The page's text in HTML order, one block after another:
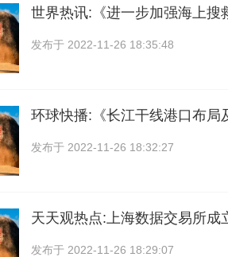
世界热讯:《进一步加强海上搜
发布于 2022-11-26 18:35:48
环球快播:《长江干线港口布局
发布于 2022-11-26 18:32:27
天天观热点:上海数据交易所成
发布于 2022-11-26 18:29:07